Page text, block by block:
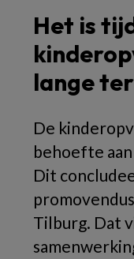
Het is
lange
De
behoefte
Dit
Tilburg. Dat